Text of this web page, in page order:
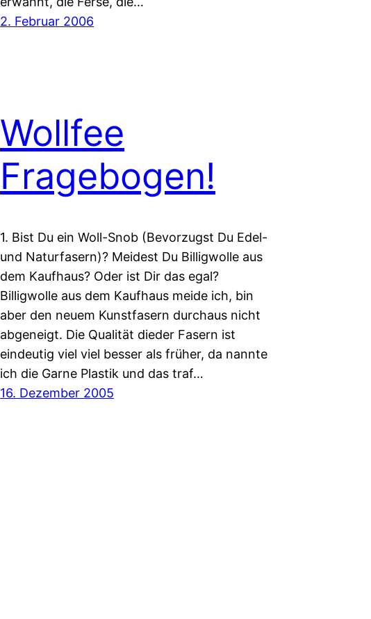
2. Februar 2006
Wollfee
Fragebogen!
1. Bist Du ein Woll-Snob (Bevorzugst Du Edel-
und Naturfasern)? Meidest Du Billigwolle aus
dem Kaufhaus? Oder ist Dir das egal?
Billigwolle aus dem Kaufhaus meide ich, bin
aber den neuem Kunstfasern durchaus nicht
abgeneigt. Die Qualität dieder Fasern ist
eindeutig viel viel besser als früher, da nannte
ich die Garne Plastik und das traf…
16. Dezember 2005